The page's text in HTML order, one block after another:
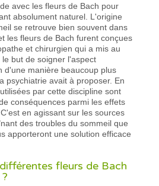
avec les fleurs de Bach pour
absolument naturel. L'origine
se retrouve bien souvent dans
les fleurs de Bach furent conçues
et chirurgien qui a mis au
but de soigner l'aspect
d'une manière beaucoup plus
psychiatrie avait à proposer. En
par cette discipline sont
conséquences parmi les effets
en agissant sur les sources
des troubles du sommeil que
apporteront une solution efficace
fleurs de Bach